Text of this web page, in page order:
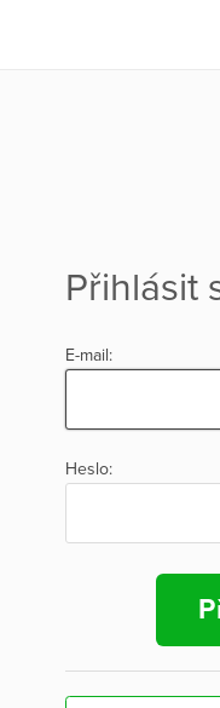
Přihlásit
E-mail:
Heslo: